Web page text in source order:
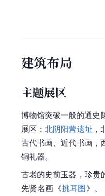
建筑布局
主题展区
博物馆突破一般的通史
展区：北阴阳营遗址
古代书画、近代书画，
铜礼器。
古老的史前玉器，珍贵
先贤名画《挑耳图》、